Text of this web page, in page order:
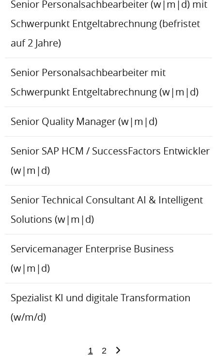
Senior Personalsachbearbeiter (w|m|d) mit
Schwerpunkt Entgeltabrechnung (befristet
auf 2 Jahre)
Senior Personalsachbearbeiter mit
Schwerpunkt Entgeltabrechnung (w|m|d)
Senior Quality Manager (w|m|d)
Senior SAP HCM / SuccessFactors Entwickler
(w|m|d)
Senior Technical Consultant AI & Intelligent
Solutions (w|m|d)
Servicemanager Enterprise Business
(w|m|d)
Spezialist KI und digitale Transformation
(w/m/d)
1 2